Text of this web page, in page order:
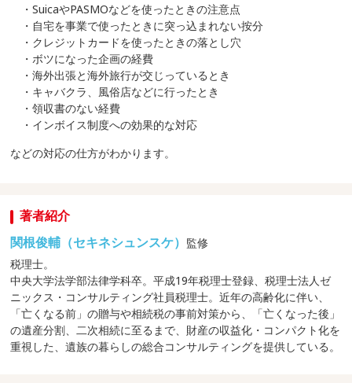
・SuicaやPASMOなどを使ったときの注意点
・自宅を事業で使ったときに突っ込まれない按分
・クレジットカードを使ったときの落とし穴
・ボツになった企画の経費
・海外出張と海外旅行が交じっているとき
・キャバクラ、風俗店などに行ったとき
・領収書のない経費
・インボイス制度への効果的な対応
などの対応の仕方がわかります。
著者紹介
関根俊輔（セキネシュンスケ） 監修
税理士。
中央大学法学部法律学科卒。平成19年税理士登録、税理士法人ゼ
ニックス・コンサルティング社員税理士。近年の高齢化に伴い、
「亡くなる前」の贈与や相続税の事前対策から、「亡くなった後」
の遺産分割、二次相続に至るまで、財産の収益化・コンパクト化を
重視した、遺族の暮らしの総合コンサルティングを提供している。